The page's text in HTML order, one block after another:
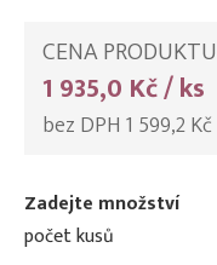
CENA PRODUKTU
1 935,0 Kč / ks
bez DPH 1 599,2 Kč
Zadejte množství
počet kusů